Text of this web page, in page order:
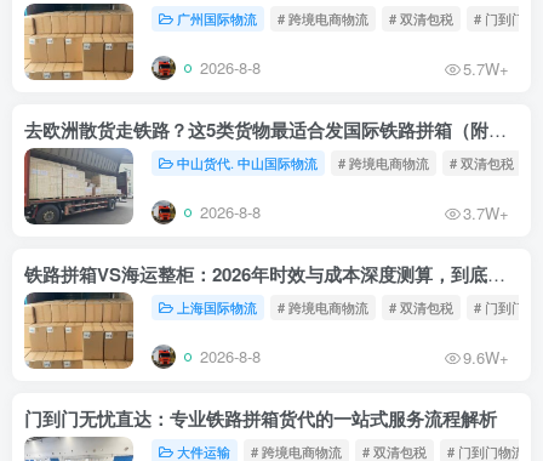
广州国际物流 # 跨境电商物流 # 双清包税 # 门到门物
2026-8-8 5.7W+
去欧洲散货走铁路？这5类货物最适合发国际铁路拼箱（附禁运清单）
中山货代. 中山国际物流 # 跨境电商物流 # 双清包税
2026-8-8 3.7W+
铁路拼箱VS海运整柜：2026年时效与成本深度测算，到底能省多少钱？
上海国际物流 # 跨境电商物流 # 双清包税 # 门到门物
2026-8-8 9.6W+
门到门无忧直达：专业铁路拼箱货代的一站式服务流程解析
大件运输 # 跨境电商物流 # 双清包税 # 门到门物流